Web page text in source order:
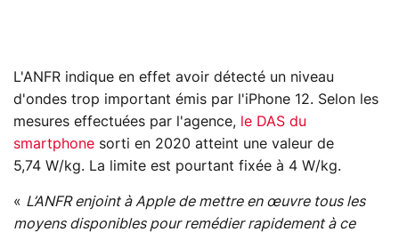
L'ANFR indique en effet avoir détecté un niveau
d'ondes trop important émis par l'iPhone 12. Selon les
mesures effectuées par l'agence, le DAS du
smartphone sorti en 2020 atteint une valeur de
5,74 W/kg. La limite est pourtant fixée à 4 W/kg.
« L’ANFR enjoint à Apple de mettre en œuvre tous les
moyens disponibles pour remédier rapidement à ce